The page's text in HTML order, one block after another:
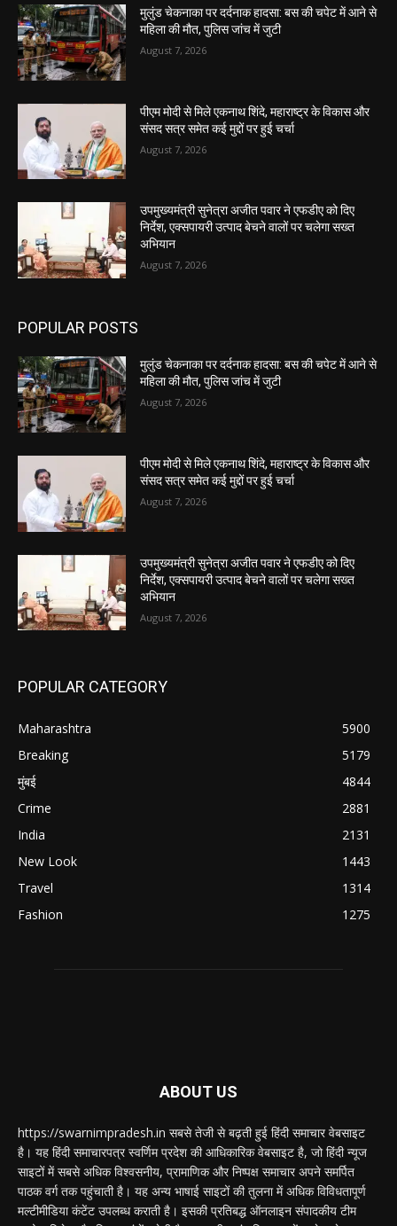
मुलुंड चेकनाका पर दर्दनाक हादसा: बस की चपेट में आने से
महिला की मौत, पुलिस जांच में जुटी
August 7, 2026
पीएम मोदी से मिले एकनाथ शिंदे, महाराष्ट्र के विकास और
संसद सत्र समेत कई मुद्दों पर हुई चर्चा
August 7, 2026
उपमुख्यमंत्री सुनेत्रा अजीत पवार ने एफडीए को दिए
निर्देश, एक्सपायरी उत्पाद बेचने वालों पर चलेगा सख्त
अभियान
August 7, 2026
POPULAR POSTS
मुलुंड चेकनाका पर दर्दनाक हादसा: बस की चपेट में आने से
महिला की मौत, पुलिस जांच में जुटी
August 7, 2026
पीएम मोदी से मिले एकनाथ शिंदे, महाराष्ट्र के विकास और
संसद सत्र समेत कई मुद्दों पर हुई चर्चा
August 7, 2026
उपमुख्यमंत्री सुनेत्रा अजीत पवार ने एफडीए को दिए
निर्देश, एक्सपायरी उत्पाद बेचने वालों पर चलेगा सख्त
अभियान
August 7, 2026
POPULAR CATEGORY
Maharashtra
5900
Breaking
5179
मुंबई
4844
Crime
2881
India
2131
New Look
1443
Travel
1314
Fashion
1275
ABOUT US
https://swarnimpradesh.in सबसे तेजी से बढ़ती हुई हिंदी समाचार वेबसाइट
है। यह हिंदी समाचारपत्र स्वर्णिम प्रदेश की आधिकारिक वेबसाइट है, जो हिंदी न्यूज
साइटों में सबसे अधिक विश्वसनीय, प्रामाणिक और निष्पक्ष समाचार अपने समर्पित
पाठक वर्ग तक पहुंचाती है। यह अन्य भाषाई साइटों की तुलना में अधिक विविधतापूर्ण
मल्टीमीडिया कंटेंट उपलब्ध कराती है। इसकी प्रतिबद्ध ऑनलाइन संपादकीय टीम